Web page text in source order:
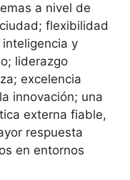
a nivel de
flexibilidad
y
liderazgo
excelencia
innovación; una
externa fiable,
respuesta
en entornos